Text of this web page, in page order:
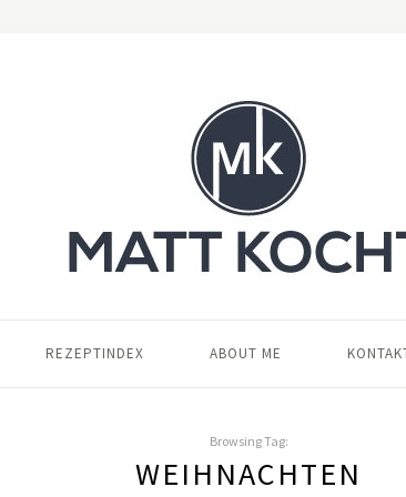
REZEPTINDEX ABOUT ME
Browsing Tag:
WEIHNACHTEN